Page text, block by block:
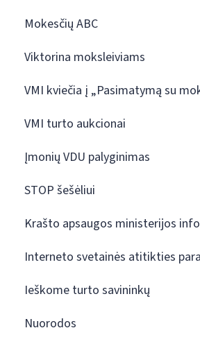
Mokesčių ABC
Viktorina moksleiviams
VMI kviečia į „Pasimatymą su
VMI turto aukcionai
Įmonių VDU palyginimas
STOP šešėliui
Krašto apsaugos ministerijos
Interneto svetainės atitikties
Ieškome turto savininkų
Nuorodos